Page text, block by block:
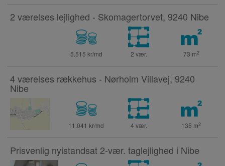
2 værelses lejlighed - Skomagertorvet, 9240 Nibe
5.515 kr/md 2 vær. 73 m2
4 værelses rækkehus - Nørholm Villavej, 9240
Nibe
11.041 kr/md 4 vær. 135 m2
Prisvenlig nyistandsat 2-vær. taglejlighed i Nibe